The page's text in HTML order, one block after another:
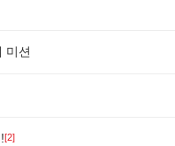
미션
[2]